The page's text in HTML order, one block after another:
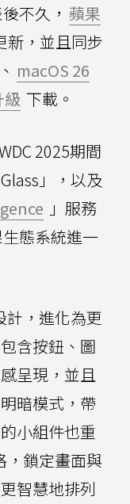
不久， 蘋果
新，並且同步
macOS 26
級 下載。
2025期間
」，以及
」服務
態系統進一
計，進化為更
含按鈕、圖
呈現，並且
暗模式，帶
小組件也重
，鎖定畫面與
智慧地排列